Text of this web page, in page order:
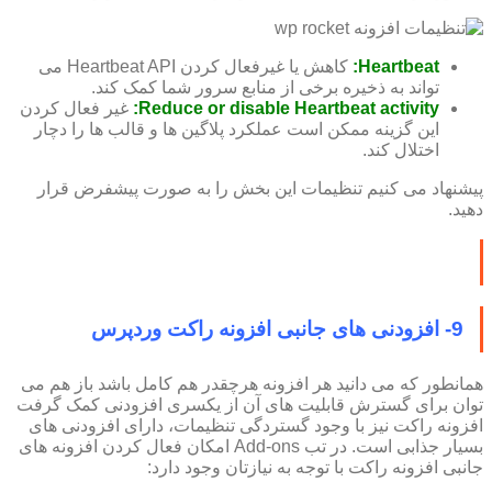
Heartbeat:
کاهش یا غیرفعال کردن Heartbeat API می
تواند به ذخیره برخی از منابع سرور شما کمک کند.
Reduce or disable Heartbeat activity:
غیر فعال کردن
این گزینه ممکن است عملکرد پلاگین ها و قالب ها را دچار
اختلال کند.
پیشنهاد می کنیم تنظیمات این بخش را به صورت پیشفرض قرار
دهید.
9- افزودنی های جانبی افزونه راکت وردپرس
همانطور که می دانید هر افزونه هرچقدر هم کامل باشد باز هم می
توان برای گسترش قابلیت های آن از یکسری افزودنی کمک گرفت
افزونه راکت نیز با وجود گستردگی تنظیمات، دارای افزودنی های
بسیار جذابی است. در تب Add-ons امکان فعال کردن افزونه های
جانبی افزونه راکت با توجه به نیازتان وجود دارد: